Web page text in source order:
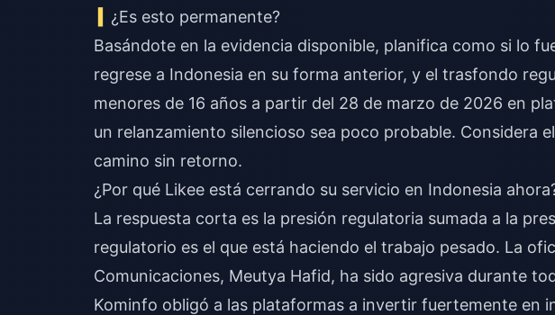
¿Es esto permanente?
Basándote en la evidencia disponible, planifica como si lo
regrese a Indonesia en su forma anterior, y el trasfondo
menores de 16 años a partir del 28 de marzo de 2026 en
un relanzamiento silencioso sea poco probable. Considera
camino sin retorno.
¿Por qué Likee está cerrando su servicio en Indonesia
La respuesta corta es la presión regulatoria sumada a la
regulatorio es el que está haciendo el trabajo pesado. La
Comunicaciones, Meutya Hafid, ha sido agresiva durante
Kominfo obligó a las plataformas a invertir fuertemente en